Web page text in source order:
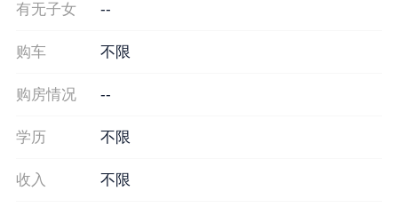
有无子女 --
购车 不限
购房情况 --
学历 不限
收入 不限